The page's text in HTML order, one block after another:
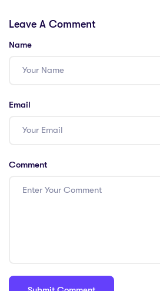
Leave A Comment
Name
Email
Comment